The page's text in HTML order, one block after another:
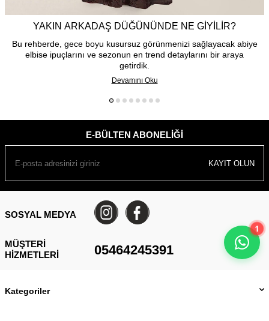
1
YAKIN ARKADAŞ DÜĞÜNÜNDE NE GIYILIR?
Bu rehberde, gece boyu kusursuz görünmenizi sağlayacak abiye
elbise ipuçlarını ve sezonun en trend detaylarını bir araya
getirdik.
Devamını Oku
E-BÜLTEN ABONELIĞI
KAYIT OLUN
SOSYAL MEDYA
MÜŞTERI
HIZMETLERI
05464245391
Kategoriler